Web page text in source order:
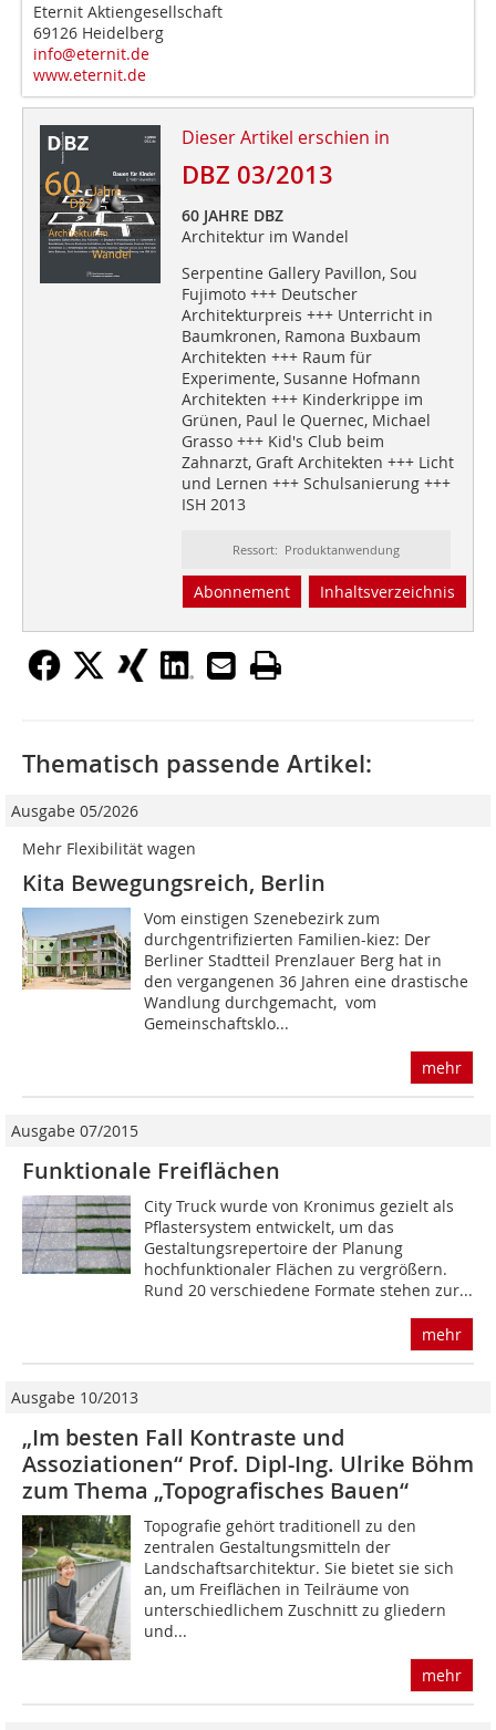
Eternit Aktiengesellschaft
69126 Heidelberg
info@eternit.de
www.eternit.de
Dieser Artikel erschien in
DBZ 03/2013
60 JAHRE DBZ
Architektur im Wandel
Serpentine Gallery Pavillon, Sou
Fujimoto +++ Deutscher
Architekturpreis +++ Unterricht in
Baumkronen, Ramona Buxbaum
Architekten +++ Raum für
Experimente, Susanne Hofmann
Architekten +++ Kinderkrippe im
Grünen, Paul le Quernec, Michael
Grasso +++ Kid's Club beim
Zahnarzt, Graft Architekten +++ Licht
und Lernen +++ Schulsanierung +++
ISH 2013
Ressort: Produktanwendung
Abonnement Inhaltsverzeichnis
Thematisch passende Artikel:
Ausgabe 05/2026
Mehr Flexibilität wagen
Kita Bewegungsreich, Berlin
Vom einstigen Szenebezirk zum
durchgentrifizierten Familien-kiez: Der
Berliner Stadtteil Prenzlauer Berg hat in
den vergangenen 36 Jahren eine drastische
Wandlung durchgemacht, vom
Gemeinschaftsklo...
mehr
Ausgabe 07/2015
Funktionale Freiflächen
City Truck wurde von Kronimus gezielt als
Pflastersystem entwickelt, um das
Gestaltungsrepertoire der Planung
hochfunktionaler Flächen zu vergrößern.
Rund 20 verschiedene Formate stehen zur...
mehr
Ausgabe 10/2013
„Im besten Fall Kontraste und
Assoziationen“ Prof. Dipl-Ing. Ulrike Böhm
zum Thema „Topografisches Bauen“
Topografie gehört traditionell zu den
zentralen Gestaltungsmitteln der
Landschaftsarchitektur. Sie bietet sie sich
an, um Freiflächen in Teilräume von
unterschiedlichem Zuschnitt zu gliedern
und...
mehr